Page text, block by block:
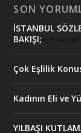
SON
İSTANBUL
BAKIŞI;
Çok Eşlilik
Kadının Eli ve
YILBAŞI